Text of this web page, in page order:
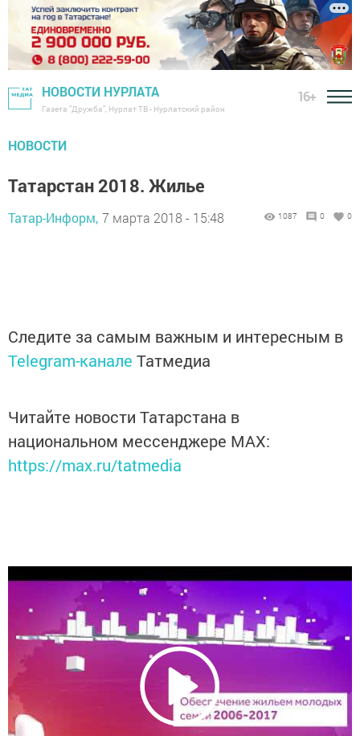
НОВОСТИ НУРЛАТА
Газета "Дружба", Нурлат ТВ - Нурлатский район
16+
НОВОСТИ
Татарстан 2018. Жилье
Татар-Информ, 7 марта 2018 - 15:48 1087 0 0
Следите за самым важным и интересным в
Telegram-канале Татмедиа
Читайте новости Татарстана в
национальном мессенджере MАХ:
https://max.ru/tatmedia